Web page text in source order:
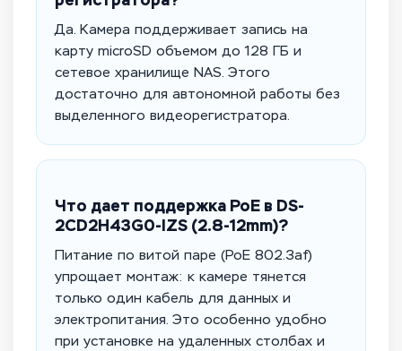
Да. Камера поддерживает запись на
карту microSD объемом до 128 ГБ и
сетевое хранилище NAS. Этого
достаточно для автономной работы без
выделенного видеорегистратора.
Что дает поддержка PoE в DS-
2CD2H43G0-IZS (2.8-12mm)?
Питание по витой паре (PoE 802.3af)
упрощает монтаж: к камере тянется
только один кабель для данных и
электропитания. Это особенно удобно
при установке на удаленных столбах и